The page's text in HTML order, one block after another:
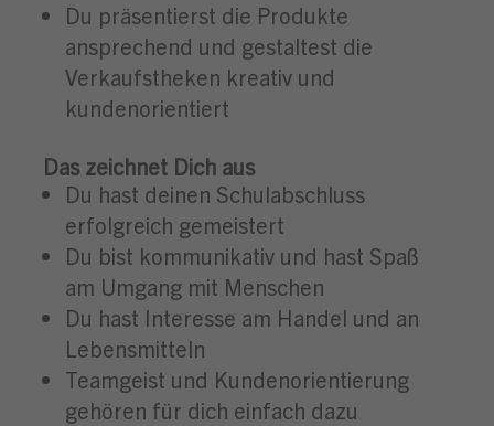
Du präsentierst die Produkte
ansprechend und gestaltest die
Verkaufstheken kreativ und
kundenorientiert
Das zeichnet Dich aus
Du hast deinen Schulabschluss
erfolgreich gemeistert
Du bist kommunikativ und hast Spaß
am Umgang mit Menschen
Du hast Interesse am Handel und an
Lebensmitteln
Teamgeist und Kundenorientierung
gehören für dich einfach dazu